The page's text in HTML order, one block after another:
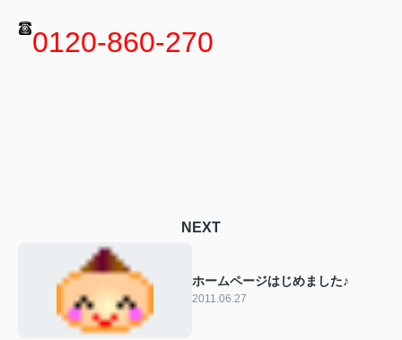
0120-860-270
NEXT
ホームページはじめました♪
2011.06.27